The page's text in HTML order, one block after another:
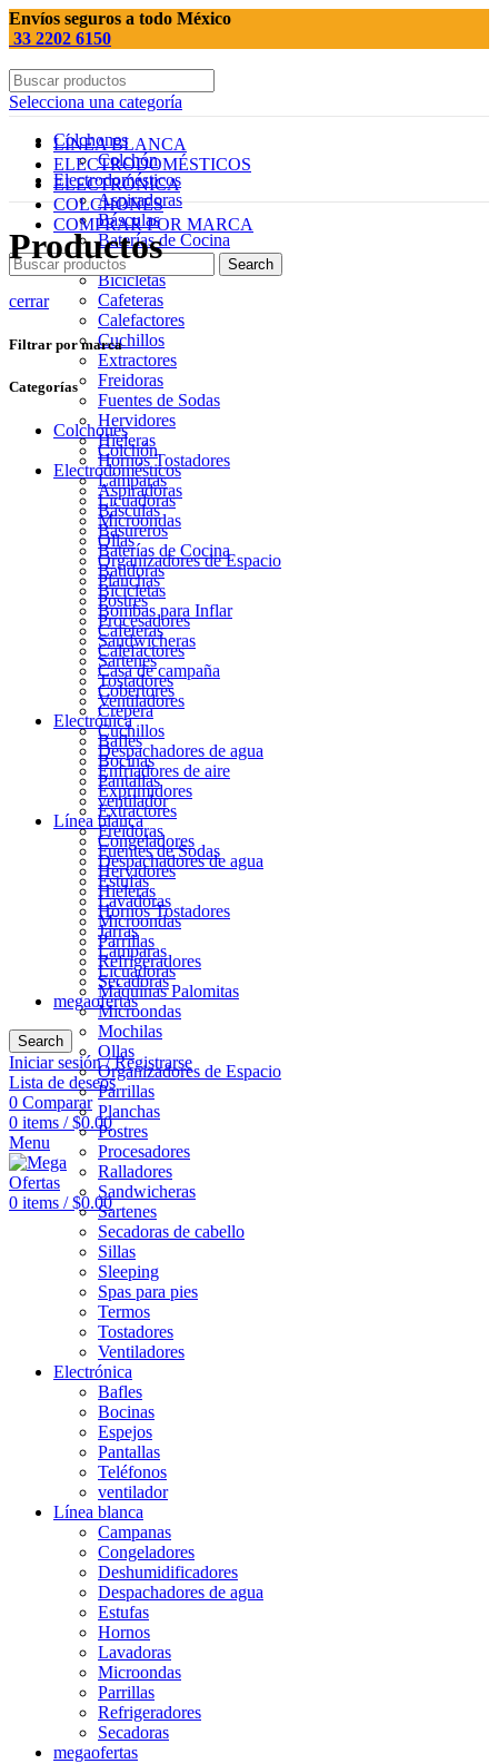
Envíos seguros a todo México
33 2202 6150
Selecciona una categoría
Colchones
Colchón
Electrodomésticos
Aspiradoras
Básculas
Baterías de Cocina
Batidoras
Bicicletas
Cafeteras
Calefactores
Cuchillos
Extractores
Freidoras
Fuentes de Sodas
Hervidores
Hieleras
Hornos Tostadores
Lámparas
Licuadoras
Microondas
Ollas
Organizadores de Espacio
Planchas
Postres
Procesadores
Sandwicheras
Sartenes
Tostadores
Ventiladores
Electrónica
Bafles
Bocinas
Pantallas
ventilador
Línea blanca
Congeladores
Despachadores de agua
Estufas
Lavadoras
Microondas
Parrillas
Refrigeradores
Secadoras
megaofertas
Search
Iniciar sesión / Registrarse
Lista de deseos
0 Comparar
0 items / $0.00
Menu
0 items / $0.00
LÍNEA BLANCA
ELECTRODOMÉSTICOS
ELECTRÓNICA
COLCHONES
COMPRAR POR MARCA
Search
Productos
cerrar
Filtrar por marca
Categorías
Colchones
Colchón
Electrodomésticos
Aspiradoras
Básculas
Basureros
Baterías de Cocina
Batidoras
Bicicletas
Bombas para Inflar
Cafeteras
Calefactores
Casa de campaña
Cobertores
Crepera
Cuchillos
Despachadores de agua
Enfriadores de aire
Exprimidores
Extractores
Freidoras
Fuentes de Sodas
Hervidores
Hieleras
Hornos Tostadores
Jarras
Lámparas
Licuadoras
Máquinas Palomitas
Microondas
Mochilas
Ollas
Organizadores de Espacio
Parrillas
Planchas
Postres
Procesadores
Ralladores
Sandwicheras
Sartenes
Secadoras de cabello
Sillas
Sleeping
Spas para pies
Termos
Tostadores
Ventiladores
Electrónica
Bafles
Bocinas
Espejos
Pantallas
Teléfonos
ventilador
Línea blanca
Campanas
Congeladores
Deshumidificadores
Despachadores de agua
Estufas
Hornos
Lavadoras
Microondas
Parrillas
Refrigeradores
Secadoras
megaofertas